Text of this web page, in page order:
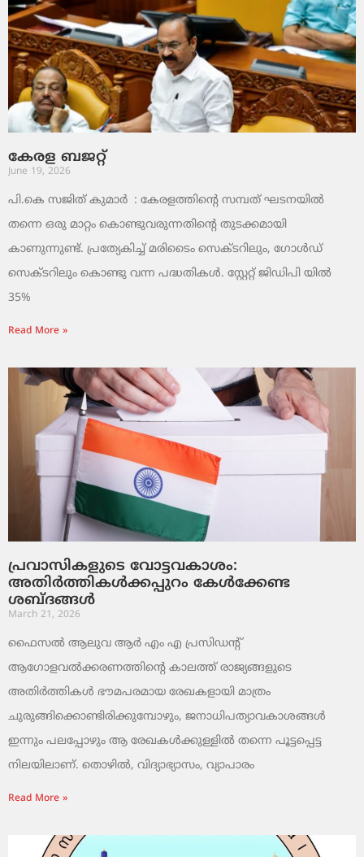
കേരള ബജറ്റ്
June 19, 2026
പി.കെ സജിത് കുമാര്‍ : കേരളത്തിന്റെ സമ്പത് ഘടനയിൽ
തന്നെ ഒരു മാറ്റം കൊണ്ടുവരുന്നതിന്റെ തുടക്കമായി
കാണുന്നുണ്ട്. പ്രത്യേകിച്ച് മരിടൈം സെക്ടറിലും, ഗോൾഡ്
സെക്ടറിലും കൊണ്ടു വന്ന പദ്ധതികൾ. സ്റ്റേറ്റ് ജിഡിപി യിൽ
35%
Read More »
പ്രവാസികളുടെ വോട്ടവകാശം:
അതിർത്തികൾക്കപ്പുറം കേൾക്കേണ്ട
ശബ്ദങ്ങൾ
March 21, 2026
ഫൈസൽ ആലുവ ആർ എം എ പ്രസിഡന്റ്
ആഗോളവൽക്കരണത്തിന്റെ കാലത്ത് രാജ്യങ്ങളുടെ
അതിർത്തികൾ ഭൗമപരമായ രേഖകളായി മാത്രം
ചുരുങ്ങിക്കൊണ്ടിരിക്കുമ്പോഴും, ജനാധിപത്യാവകാശങ്ങൾ
ഇന്നും പലപ്പോഴും ആ രേഖകൾക്കുള്ളിൽ തന്നെ പൂട്ടപ്പെട്ട
നിലയിലാണ്. തൊഴിൽ, വിദ്യാഭ്യാസം, വ്യാപാരം
Read More »